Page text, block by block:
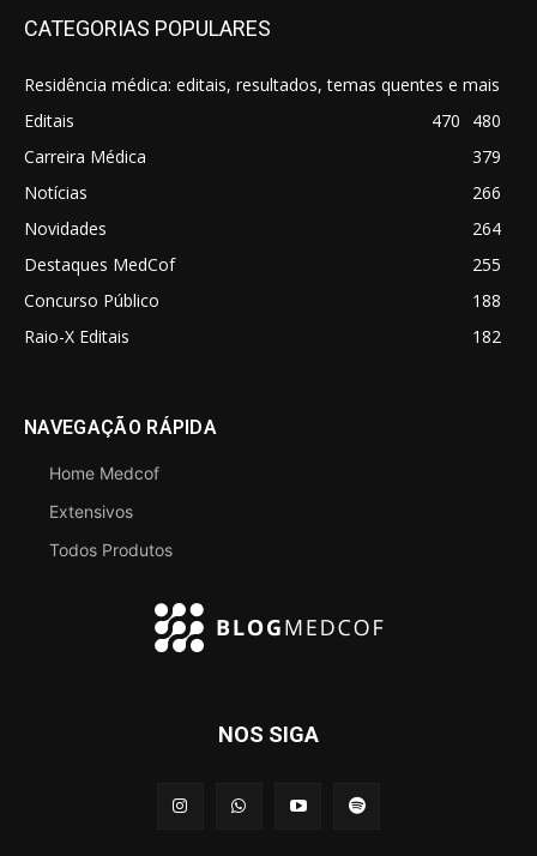
CATEGORIAS POPULARES
Residência médica: editais, resultados, temas quentes e mais
480
Editais
470
Carreira Médica
379
Notícias
266
Novidades
264
Destaques MedCof
255
Concurso Público
188
Raio-X Editais
182
NAVEGAÇÃO RÁPIDA
Home Medcof
Extensivos
Todos Produtos
NOS SIGA